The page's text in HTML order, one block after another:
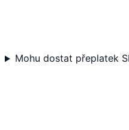
Mohu dostat přeplatek